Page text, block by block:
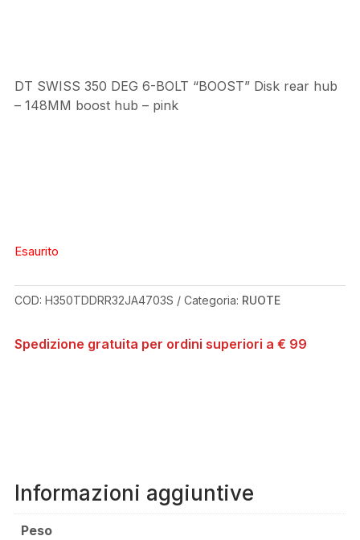
DT SWISS 350 DEG 6-BOLT “BOOST” Disk rear hub
– 148MM boost hub – pink
Esaurito
COD: H350TDDRR32JA4703S Categoria: RUOTE
Spedizione gratuita per ordini superiori a € 99
Informazioni aggiuntive
Peso